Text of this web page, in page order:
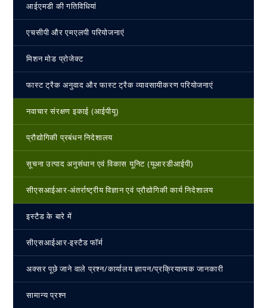
आईएमडी की गतिविधियां
एचसीपी और एमएलपी परियोजनाएं
मिशन मोड प्रोजेक्ट
फास्ट ट्रैक अनुवाद और फास्ट ट्रैक व्यावसायीकरण परियोजनाएं
नवाचार संरक्षण इकाई (आईपीयू)
प्रौद्योगिकी प्रबंधन निदेशालय
सूचना उत्पाद अनुसंधान एवं विकास यूनिट (यूआरडीआईपी)
सीएसआईआर-अंतर्राष्‍ट्रीय विज्ञान एवं प्रौद्योगिकी कार्य निदेशालय
इस्‍टैड के बारे में
सीएसआईआर-इस्‍टैड फॉर्म
अक्सर पूछे जाने वाले प्रश्न/कार्यालय ज्ञापन/प्रक्रियात्मक जानकारी
सामान्य प्रश्न